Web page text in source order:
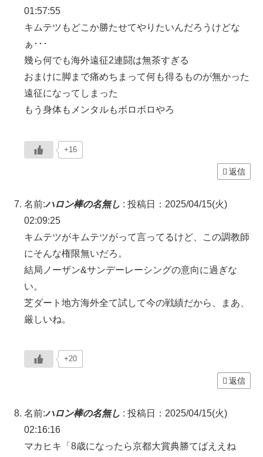
01:57:55
キムテツもどこか勝たせてやりたいんだろうけどな
ぁ･･･
幾ら何でも海外遠征2連闘は無茶すぎる
おまけに脚まで痛めちまって何も得るものが無かった
遠征になってしまった
もう身体もメンタルもボロボロやろ
+16
返信
名前:ハロン棒の名無し : 投稿日：2025/04/15(火)
02:09:25
キムテツがキムテツがって言ってるけど、この調教師
にそんな権限無いだろ。
結局ノーザン&サンデーレーシングの意向に過ぎな
い。
芝ダート地方海外全て試して今の戦績だから、まあ、
厳しいね。
+20
返信
名前:ハロン棒の名無し : 投稿日：2025/04/15(火)
02:16:16
マカヒキ「8歳になったら京都大賞典勝てばええね